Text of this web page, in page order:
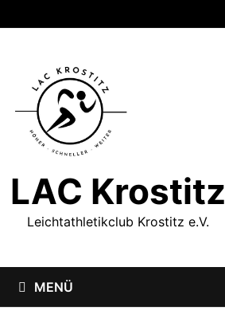
Inhalt
LAC Krostitz
Leichtathletikclub Krostitz e.V.
MENÜ